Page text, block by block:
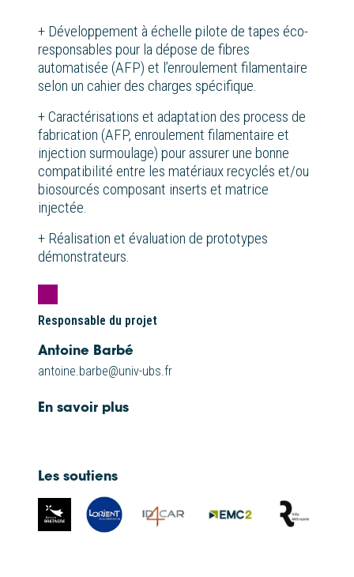
+ Développement à échelle pilote de tapes éco-
responsables pour la dépose de fibres
automatisée (AFP) et l’enroulement filamentaire
selon un cahier des charges spécifique​.
+ Caractérisations et adaptation des process de
fabrication (AFP, enroulement filamentaire et
injection surmoulage) pour assurer une bonne
compatibilité entre les matériaux recyclés et/ou
biosourcés composant inserts et matrice
injectée​.
+ Réalisation et évaluation de prototypes
démonstrateurs​.
Responsable du projet
Antoine Barbé
antoine.barbe@univ-ubs.fr
En savoir plus
politique de confidentialité de
Toujours charger Youtube vidéos sur
Les soutiens